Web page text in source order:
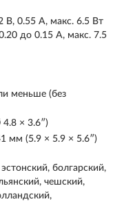
В, 0.55 A, макс. 6.5 Вт
до 0.15 A, макс. 7.5
меньше (без
× 3.6″)
мм (5.9 × 5.9 × 5.6″)
болгарский,
чешский,